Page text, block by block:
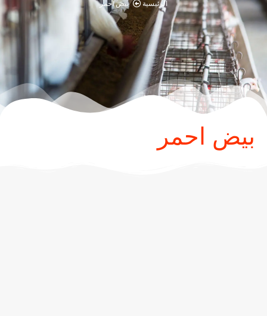
الرئيسية بيض احمر
بيض احمر